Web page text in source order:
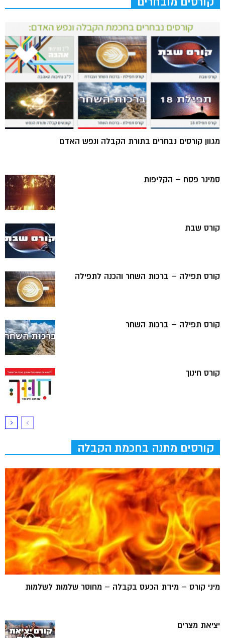
מגוון קורסים נבחרים בתורת הקבלה ונפש האדם
סמינר פסח – הקליפות
קורס שבת
קורס תפילה – ברכות השחר והכנה לתפילה
קורס תפילה – ברכות השחר
קורס חינוך
קורסים מתנה בחכמת הקבלה
מיני קורס – מידת הכעס בקבלה – מחוסר שלמות לשלמות
יציאת מצרים